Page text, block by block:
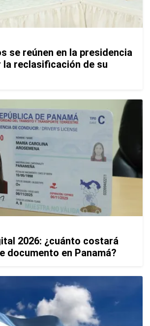
se reúnen en la presidencia
la reclasificación de su
2026: ¿cuánto costará
documento en Panamá?